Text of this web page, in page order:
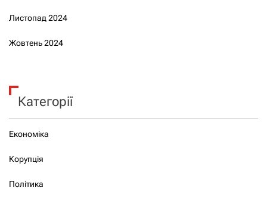
Листопад 2024
Жовтень 2024
Категорії
Економіка
Корупція
Політика